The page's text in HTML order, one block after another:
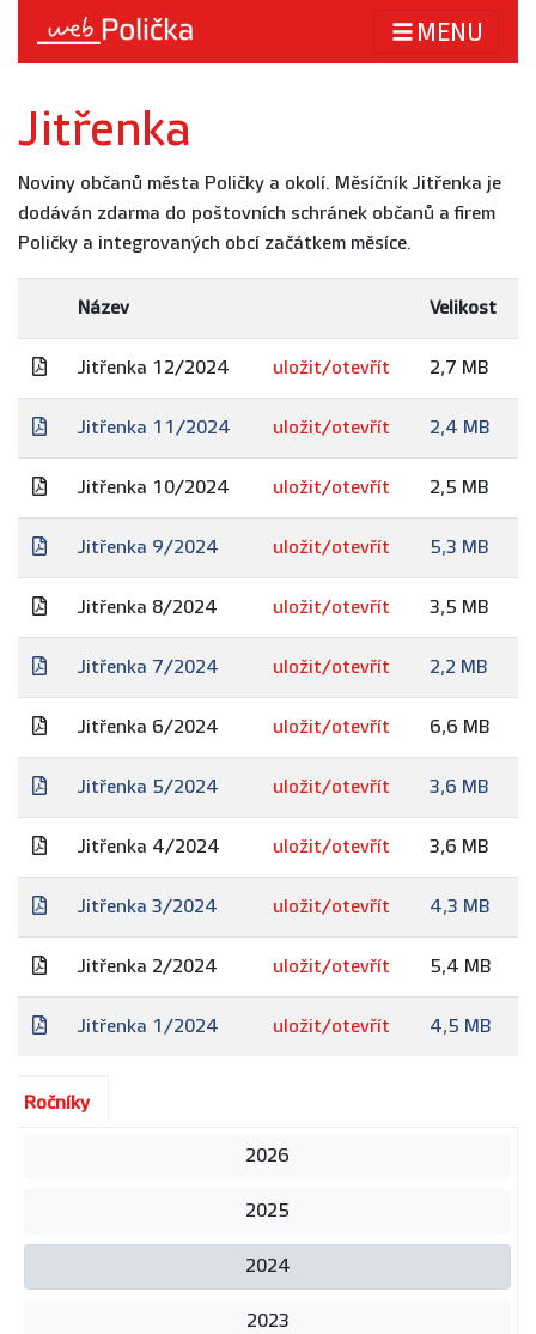
MENU
Jitřenka
Noviny občanů města Poličky a okolí. Měsíčník Jitřenka je
dodáván zdarma do poštovních schránek občanů a firem
Poličky a integrovaných obcí začátkem měsíce.
Název Velikost
Jitřenka 12/2024 uložit/otevřít 2,7 MB
Jitřenka 11/2024 uložit/otevřít 2,4 MB
Jitřenka 10/2024 uložit/otevřít 2,5 MB
Jitřenka 9/2024 uložit/otevřít 5,3 MB
Jitřenka 8/2024 uložit/otevřít 3,5 MB
Jitřenka 7/2024 uložit/otevřít 2,2 MB
Jitřenka 6/2024 uložit/otevřít 6,6 MB
Jitřenka 5/2024 uložit/otevřít 3,6 MB
Jitřenka 4/2024 uložit/otevřít 3,6 MB
Jitřenka 3/2024 uložit/otevřít 4,3 MB
Jitřenka 2/2024 uložit/otevřít 5,4 MB
Jitřenka 1/2024 uložit/otevřít 4,5 MB
Ročníky
2026
2025
2024
2023